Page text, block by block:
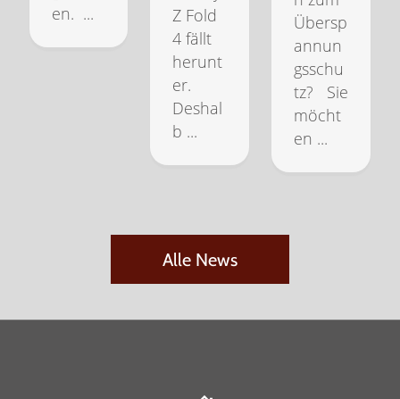
en. ...
Z Fold
4 fällt
herunt
er.
Deshal
b ...
Übersp
annun
gsschu
tz? Sie
möcht
en ...
Alle News